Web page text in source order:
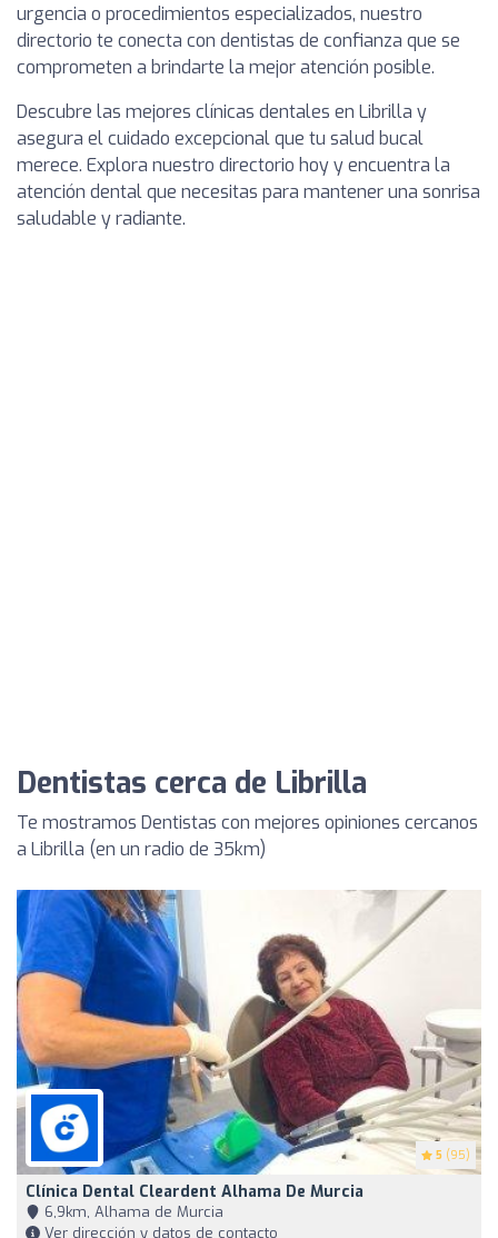
urgencia o procedimientos especializados, nuestro
directorio te conecta con dentistas de confianza que se
comprometen a brindarte la mejor atención posible.
Descubre las mejores clínicas dentales en Librilla y
asegura el cuidado excepcional que tu salud bucal
merece. Explora nuestro directorio hoy y encuentra la
atención dental que necesitas para mantener una sonrisa
saludable y radiante.
Dentistas cerca de Librilla
Te mostramos Dentistas con mejores opiniones cercanos
a Librilla (en un radio de 35km)
5 (95)
Clínica Dental Cleardent Alhama De Murcia
6,9km, Alhama de Murcia
Ver dirección y datos de contacto